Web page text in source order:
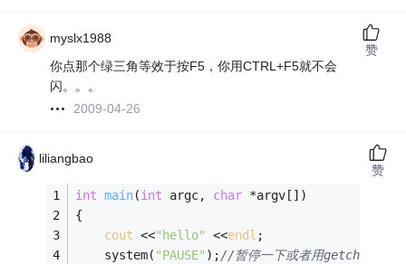
myslx1988
你点那个绿三角等效于按F5，你用CTRL+F5就不会
闪。。。
2009-04-26
赞
liliangbao
int main(int argc, char *argv[])
{
cout <<"hello" <<endl ;
    system(
"PAUSE" );//暂停一下或者用getchar()
赞